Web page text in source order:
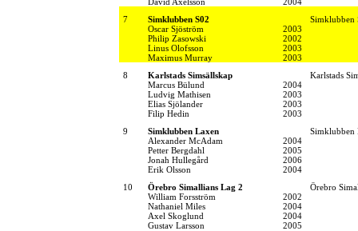
7
Simklubben S02
Simklubben
Oscar Sjöström
2003
Philip Zasowski
2002
Linus Olofsson
2003
Maximus Murray
2003
8
Karlstads Simsällskap
Karlstads
Marcus Bülund
2004
Ludvig Mathisen
2003
Elias Sjölander
2003
Filip Hedin
2003
9
Simklubben Laxen
Simklubben
Alexander McAdam
2004
Petter Bergdahl
2005
Jonah Hullegård
2006
Erik Olsson
2004
10
Örebro Simallians Lag 2
Örebro
William Forsström
2002
Nathaniel Miles
2004
Axel Skoglund
2004
Gustav Larsson
2005